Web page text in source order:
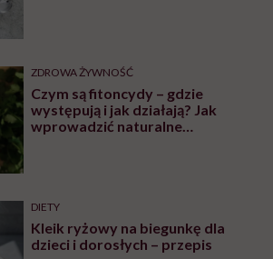
ZDROWA ŻYWNOŚĆ
Czym są fitoncydy – gdzie
występują i jak działają? Jak
wprowadzić naturalne
DIETY
Kleik ryżowy na biegunkę dla
dzieci i dorosłych – przepis